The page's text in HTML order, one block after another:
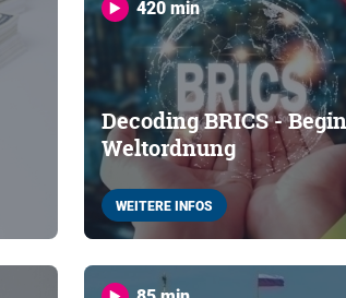
420 min
Decoding BRICS -
Weltordnung
WEITERE INFOS